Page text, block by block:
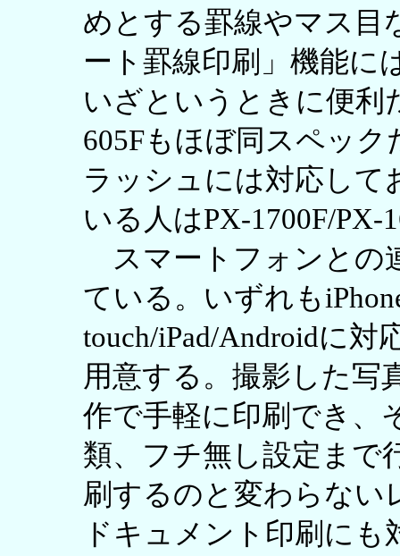
めとする罫線やマス目
ート罫線印刷」機能に
いざというときに便利
605Fもほぼ同スペッ
ラッシュには対応して
いる人はPX-1700F/PX-
スマートフォンとの
ている。いずれも
touch/iPad/Androidに
用意する。撮影した写
作で手軽に印刷でき、
類、フチ無し設定まで
刷するのと変わらない
ドキュメント印刷にも